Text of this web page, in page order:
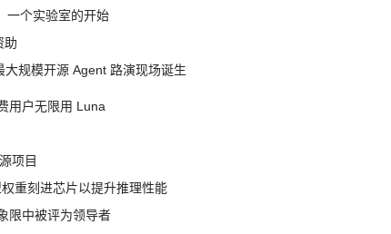
一个实验室的开始
助
规模开源 Agent 路演现场诞生
用户无限用 Luna
项目
重刻进芯片以提升推理性能
限中被评为领导者